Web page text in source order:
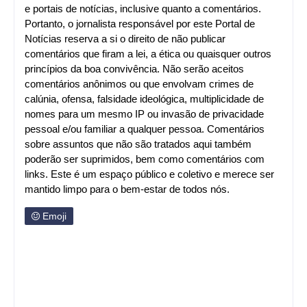
e portais de notícias, inclusive quanto a comentários.
Portanto, o jornalista responsável por este Portal de
Notícias reserva a si o direito de não publicar
comentários que firam a lei, a ética ou quaisquer outros
princípios da boa convivência. Não serão aceitos
comentários anônimos ou que envolvam crimes de
calúnia, ofensa, falsidade ideológica, multiplicidade de
nomes para um mesmo IP ou invasão de privacidade
pessoal e/ou familiar a qualquer pessoa. Comentários
sobre assuntos que não são tratados aqui também
poderão ser suprimidos, bem como comentários com
links. Este é um espaço público e coletivo e merece ser
mantido limpo para o bem-estar de todos nós.
Emoji